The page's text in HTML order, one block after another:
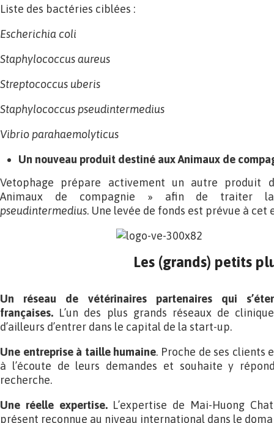
Liste des bactéries ciblées :
Escherichia coli
Staphylococcus aureus
Streptococcus uberis
Staphylococcus pseudintermedius
Vibrio parahaemolyticus
Un nouveau produit destiné aux Animaux de
Vetophage prépare activement un autre produit
Animaux de compagnie » afin de traiter
pseudintermedius. Une levée de fonds est prévue à cet
Les (grands) petits
Un réseau de vétérinaires partenaires qui
françaises. L’un des plus grands réseaux de
d’ailleurs d’entrer dans le capital de la start-up.
Une entreprise à taille humaine. Proche de ses clients
à l’écoute de leurs demandes et souhaite y
recherche.
Une réelle expertise.L’expertise de Mai-Huong
présent reconnue au niveau international dans le